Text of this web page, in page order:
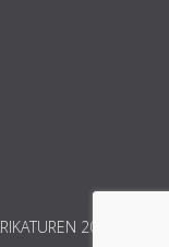
2026.